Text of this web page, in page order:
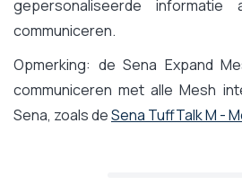
gepersonaliseerde
communiceren.
Opmerking: de Sena Expand
communiceren met alle Mesh
Sena, zoals deSena TuffTalk M -